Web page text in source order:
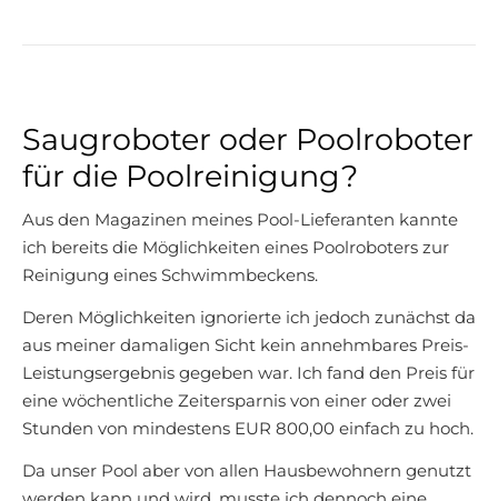
Saugroboter oder Poolroboter
für die Poolreinigung?
Aus den Magazinen meines Pool-Lieferanten kannte
ich bereits die Möglichkeiten eines Poolroboters zur
Reinigung eines Schwimmbeckens.
Deren Möglichkeiten ignorierte ich jedoch zunächst da
aus meiner damaligen Sicht kein annehmbares Preis-
Leistungsergebnis gegeben war. Ich fand den Preis für
eine wöchentliche Zeitersparnis von einer oder zwei
Stunden von mindestens EUR 800,00 einfach zu hoch.
Da unser Pool aber von allen Hausbewohnern genutzt